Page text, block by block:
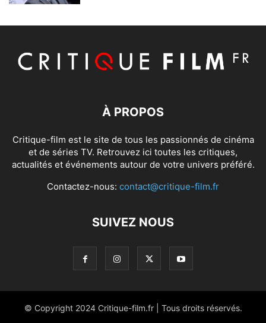
À PROPOS
Critique-film est le site de tous les passionnés de cinéma
et de séries TV. Retrouvez ici toutes les critiques,
actualités et événements autour de votre univers préféré.
Contactez-nous: contact@critique-film.fr
SUIVEZ NOUS
© Copyright 2024 Critique-film.fr | Tous droits réservés.